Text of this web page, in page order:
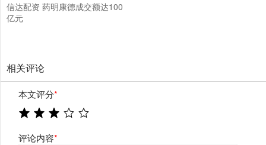
信达配资 药明康德成交额达100
亿元
相关评论
本文评分*
评论内容*